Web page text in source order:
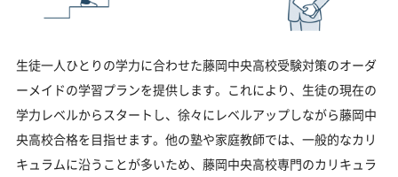
生徒一人ひとりの学力に合わせた藤岡中央高校受験対策のオーダ
ーメイドの学習プランを提供します。これにより、生徒の現在の
学力レベルからスタートし、徐々にレベルアップしながら藤岡中
央高校合格を目指せます。他の塾や家庭教師では、一般的なカリ
キュラムに沿うことが多いため、藤岡中央高校専門のカリキュラ